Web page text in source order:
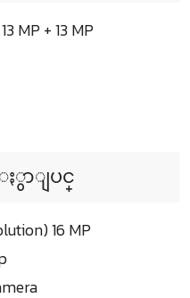
MP + 13 MP
ာျပင္
16 MP